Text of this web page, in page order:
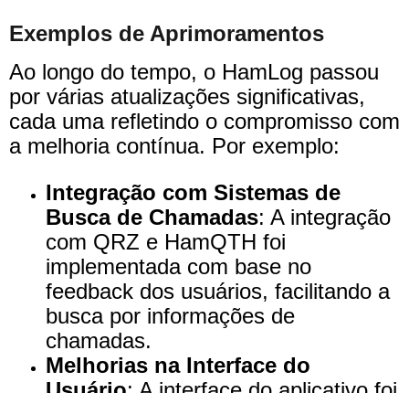
Exemplos de Aprimoramentos
Ao longo do tempo, o HamLog passou
por várias atualizações significativas,
cada uma refletindo o compromisso com
a melhoria contínua. Por exemplo:
Integração com Sistemas de
Busca de Chamadas: A integração
com QRZ e HamQTH foi
implementada com base no
feedback dos usuários, facilitando a
busca por informações de
chamadas.
Melhorias na Interface do